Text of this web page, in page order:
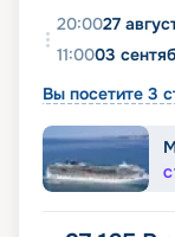
20:0027
11:0003
Вы посетите 3